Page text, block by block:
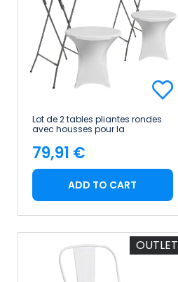
Lot de 2 tables pliantes rondes
avec housses pour la
Price
79,91 €
ADD TO CART
OUTLET